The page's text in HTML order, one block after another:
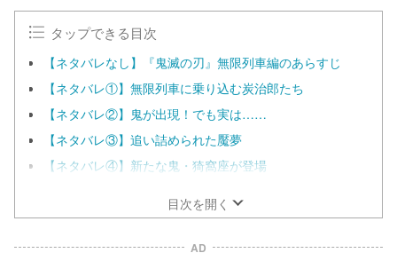
タップできる目次
【ネタバレなし】『鬼滅の刃』無限列車編のあらすじ
【ネタバレ①】無限列車に乗り込む炭治郎たち
【ネタバレ②】鬼が出現！でも実は……
【ネタバレ③】追い詰められた魘夢
【ネタバレ④】新たな鬼・猗窩座が登場
目次を開く
AD